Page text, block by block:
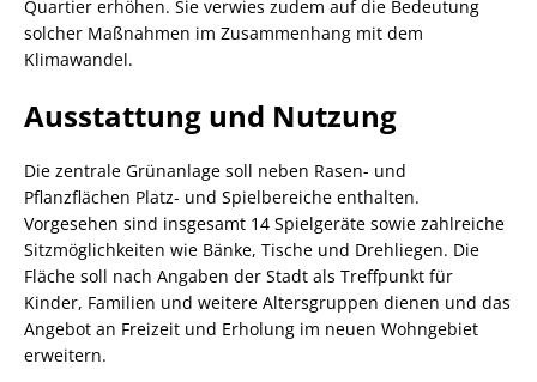
Quartier erhöhen. Sie verwies zudem auf die Bedeutung
solcher Maßnahmen im Zusammenhang mit dem
Klimawandel.
Ausstattung und Nutzung
Die zentrale Grünanlage soll neben Rasen- und
Pflanzflächen Platz- und Spielbereiche enthalten.
Vorgesehen sind insgesamt 14 Spielgeräte sowie zahlreiche
Sitzmöglichkeiten wie Bänke, Tische und Drehliegen. Die
Fläche soll nach Angaben der Stadt als Treffpunkt für
Kinder, Familien und weitere Altersgruppen dienen und das
Angebot an Freizeit und Erholung im neuen Wohngebiet
erweitern.